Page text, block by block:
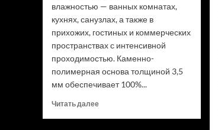
влажностью — ванных комнатах,
кухнях, санузлах, а также в
прихожих, гостиных и коммерческих
пространствах с интенсивной
проходимостью. Каменно-
полимерная основа толщиной 3,5
мм обеспечивает 100%...
Читать далееПрочитать